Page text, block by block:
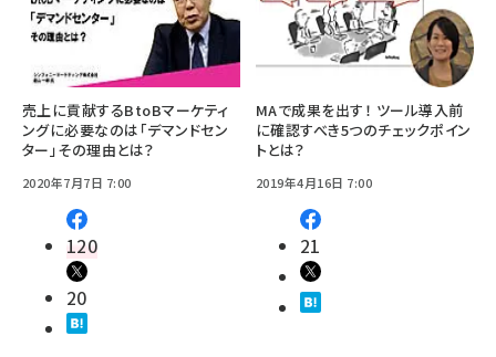
売上に貢献するBtoBマーケティ
ングに必要なのは「デマンドセン
ター」その理由とは？
2020年7月7日 7:00
120
20
MAで成果を出す！ ツール導入前
に確認すべき5つのチェックポイン
トとは？
2019年4月16日 7:00
21